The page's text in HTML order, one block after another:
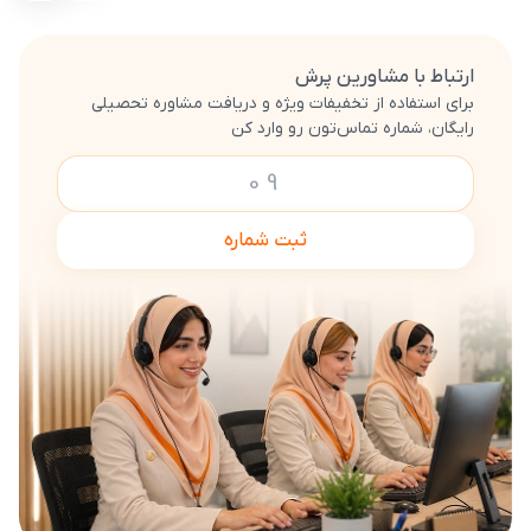
ارتباط با مشاورین پرش
برای استفاده از تخفیفات ویژه و دریافت مشاوره تحصیلی
رایگان، شماره تماس‌تون رو وارد کن
ثبت شماره